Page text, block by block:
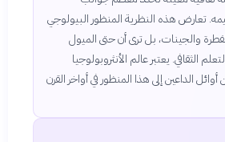
تعارض هذه النظرية المنظور البيولوجي
والجينات، بل ترى أن حتى الميول
الثقافي. يعتبر عالم الأنثروبولوجيا
الداعين إلى هذا المنظور في أواخر القرن